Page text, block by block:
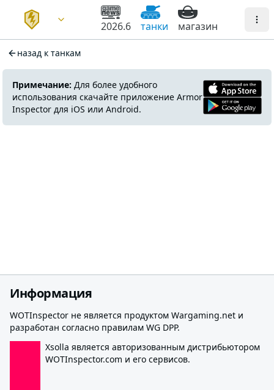
2026.6 танки магазин
назад к танкам
Примечание: Для более удобного
использования скачайте приложение Armor
Inspector для iOS или Android.
Информация
WOTInspector не является продуктом Wargaming.net и
разработан согласно правилам WG DPP.
Xsolla является авторизованным дистрибьютором
WOTInspector.com и его сервисов.